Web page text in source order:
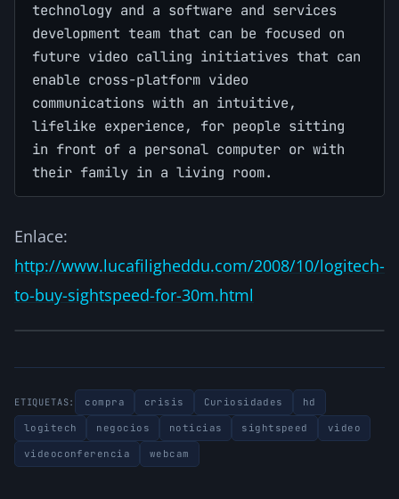
technology and a software and services
development team that can be focused on
future video calling initiatives that can
enable cross-platform video
communications with an intuitive,
lifelike experience, for people sitting
in front of a personal computer or with
their family in a living room.
Enlace:
http://www.lucafiligheddu.com/2008/10/logitech-
to-buy-sightspeed-for-30m.html
ETIQUETAS: compra crisis Curiosidades hd
logitech negocios noticias sightspeed video
videoconferencia webcam